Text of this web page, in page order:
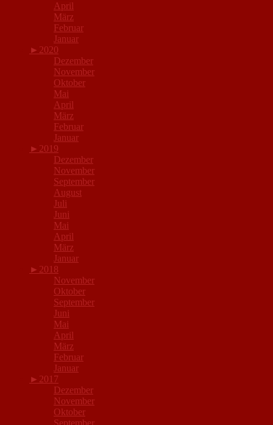
April
März
Februar
Januar
► 2020
Dezember
November
Oktober
Mai
April
März
Februar
Januar
► 2019
Dezember
November
September
August
Juli
Juni
Mai
April
März
Januar
► 2018
November
Oktober
September
Juni
Mai
April
März
Februar
Januar
► 2017
Dezember
November
Oktober
September